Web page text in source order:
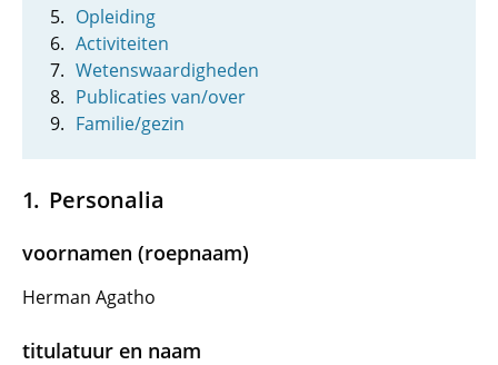
Opleiding
Activiteiten
Wetenswaardigheden
Publicaties van/over
Familie/gezin
Personalia
voornamen (roepnaam)
Herman Agatho
titulatuur en naam